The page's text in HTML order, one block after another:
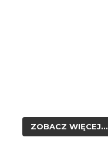
ZOBACZ WIĘCEJ...